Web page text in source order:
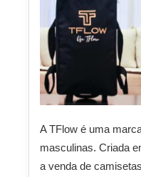
A TFlow é uma
masculinas. Criada
a venda de